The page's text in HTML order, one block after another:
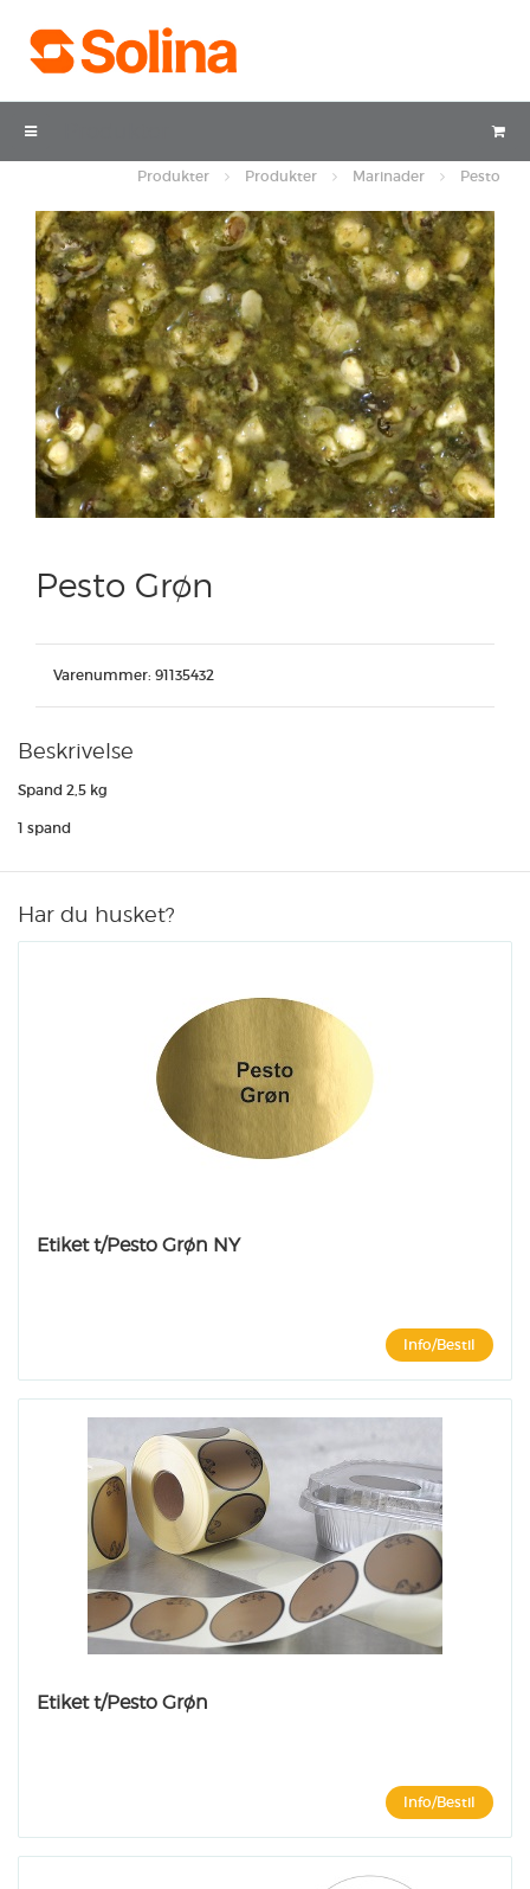
Produkter Produkter Marinader Pesto
Pesto Grøn
Varenummer: 91135432
Beskrivelse
Spand 2,5 kg
1 spand
Har du husket?
Etiket t/Pesto Grøn NY
Info/Bestil
Etiket t/Pesto Grøn
Info/Bestil